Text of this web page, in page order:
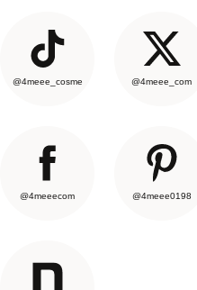
@4meee_cosme @4meee_com
@4meeecom @4meee0198